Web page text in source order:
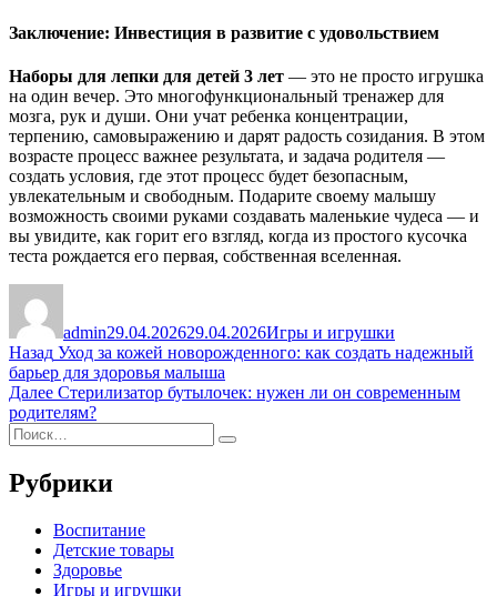
Заключение: Инвестиция в развитие с удовольствием
Наборы для лепки для детей 3 лет — это не просто игрушка
на один вечер. Это многофункциональный тренажер для
мозга, рук и души. Они учат ребенка концентрации,
терпению, самовыражению и дарят радость созидания. В этом
возрасте процесс важнее результата, и задача родителя —
создать условия, где этот процесс будет безопасным,
увлекательным и свободным. Подарите своему малышу
возможность своими руками создавать маленькие чудеса — и
вы увидите, как горит его взгляд, когда из простого кусочка
теста рождается его первая, собственная вселенная.
admin29.04.202629.04.2026Игры и игрушки
Навигация
по
записям
Назад Предыдущая
запись:
Уход за кожей новорожденного: как создать надежный
барьер для здоровья малыша
Далее Следующая
запись:
Стерилизатор бутылочек: нужен ли он современным
родителям?
Искать:
Поиск
Рубрики
Воспитание
Детские товары
Здоровье
Игры и игрушки